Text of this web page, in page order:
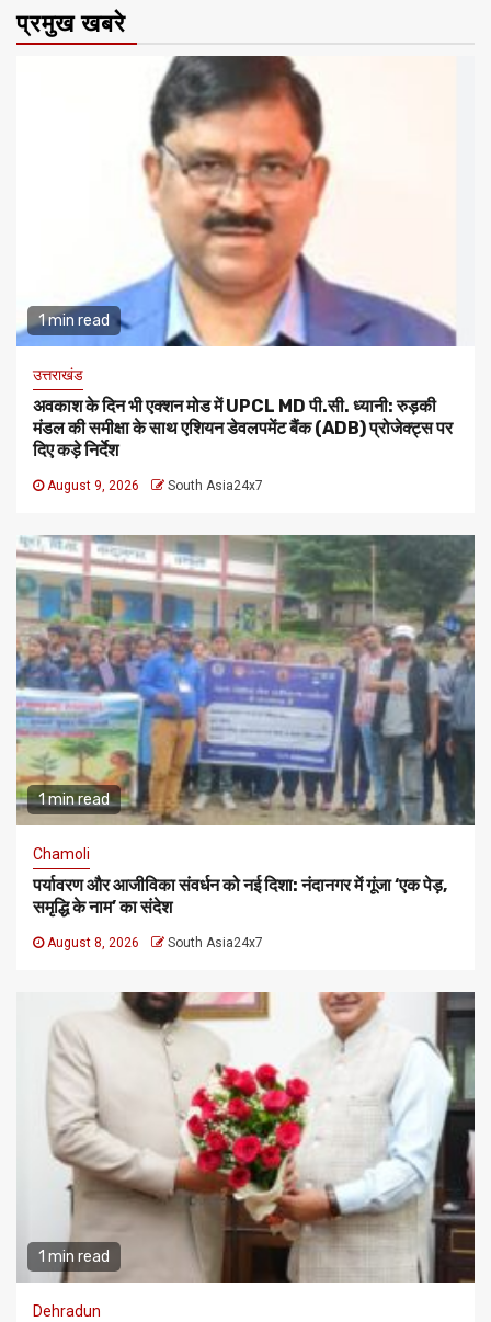
प्रमुख खबरे
1 min read
उत्तराखंड
अवकाश के दिन भी एक्शन मोड में UPCL MD पी.सी. ध्यानी: रुड़की
मंडल की समीक्षा के साथ एशियन डेवलपमेंट बैंक (ADB) प्रोजेक्ट्स पर
दिए कड़े निर्देश
August 9, 2026 South Asia24x7
1 min read
Chamoli
पर्यावरण और आजीविका संवर्धन को नई दिशा: नंदानगर में गूंजा ‘एक पेड़,
समृद्धि के नाम’ का संदेश
August 8, 2026 South Asia24x7
1 min read
Dehradun